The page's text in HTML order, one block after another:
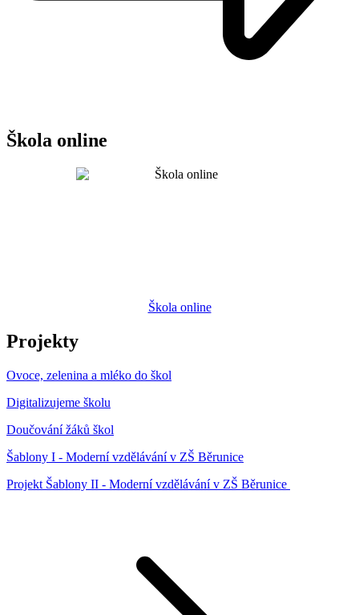
Škola online
Škola online
Projekty
Ovoce, zelenina a mléko do škol
Digitalizujeme školu
Doučování žáků škol
Šablony I - Moderní vzdělávání v ZŠ Běrunice
Projekt Šablony II - Moderní vzdělávání v ZŠ Běrunice